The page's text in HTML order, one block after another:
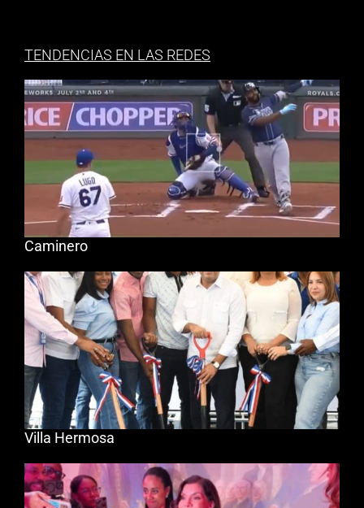
TENDENCIAS EN LAS REDES
Caminero
Villa Hermosa